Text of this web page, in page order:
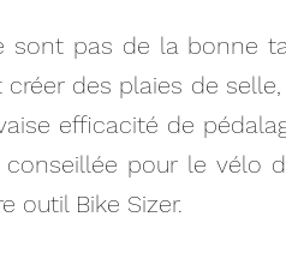
pas de la bonne
des plaies de
efficacité de
pour le vélo
outil Bike Sizer.